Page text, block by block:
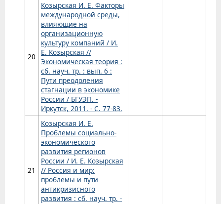
20
Козырская И. Е. Факторы
международной среды,
влияющие на
организационную
культуру компаний / И.
Е. Козырская //
Экономическая теория :
сб. науч. тр. : вып. 6 :
Пути преодоления
стагнации в экономике
России / БГУЭП. -
Иркутск, 2011. - С. 77-83.
21
Козырская И. Е.
Проблемы социально-
экономического
развития регионов
России / И. Е. Козырская
// Россия и мир:
проблемы и пути
антикризисного
развития : сб. науч. тр. -